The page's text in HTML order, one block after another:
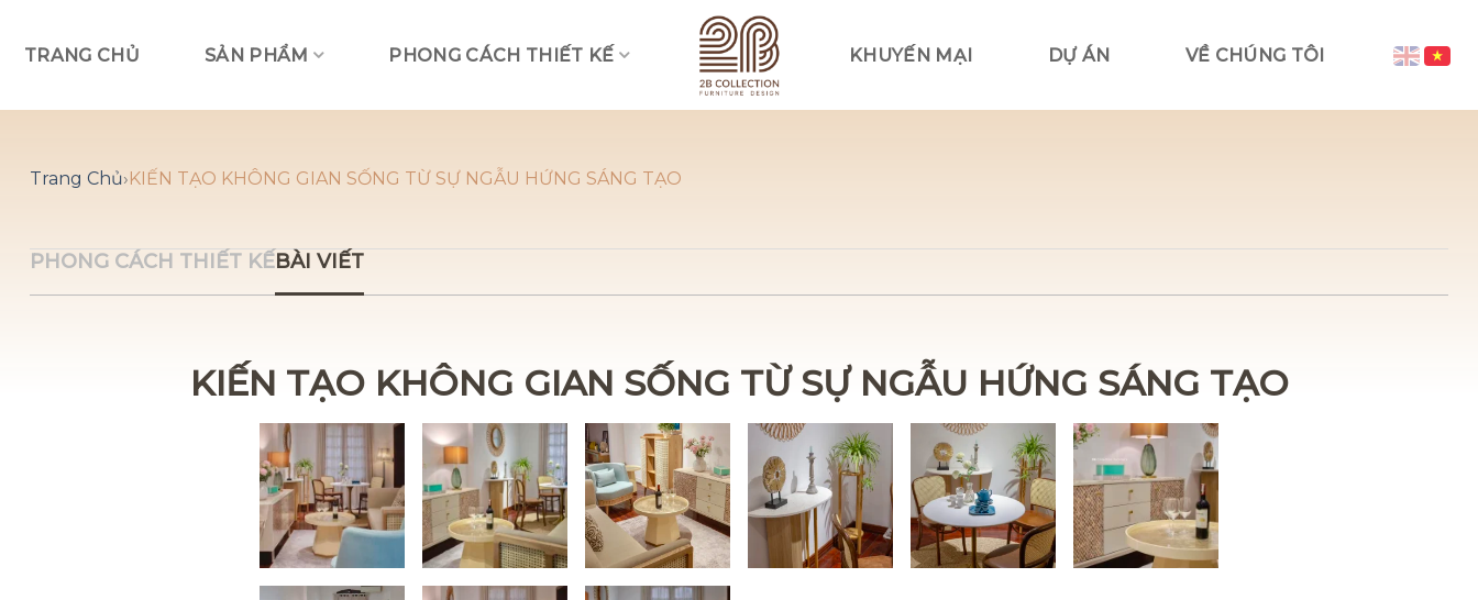
content
TRANG CHỦ SẢN PHẨM PHONG CÁCH THIẾT KẾ KHUYẾN MẠI DỰ ÁN VỀ CHÚNG TÔI
Trang Chủ›KIẾN TẠO KHÔNG GIAN SỐNG TỪ SỰ NGẪU HỨNG SÁNG TẠO
PHONG CÁCH THIẾT KẾBÀI VIẾT
KIẾN TẠO KHÔNG GIAN SỐNG TỪ SỰ NGẪU HỨNG SÁNG TẠO
Vui lòng lựa chọn hình thức liên lạc phù hợp với quý khách